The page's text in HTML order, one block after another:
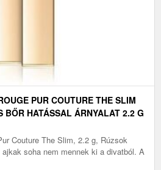
PUR COUTURE THE SLIM
BŐR HATÁSSAL ÁRNYALAT 2.2 G
Couture The Slim, 2.2 g, Rúzsok
soha nem mennek ki a divatból. A